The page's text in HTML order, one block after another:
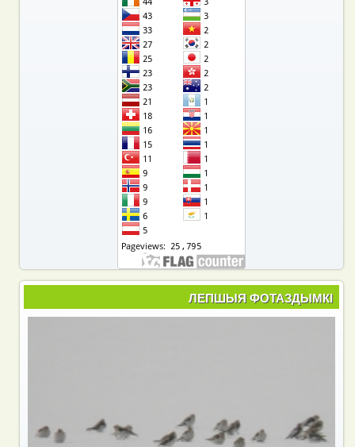
ЛЕПШЫЯ ФОТАЗДЫМКІ